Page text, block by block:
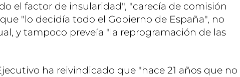
el factor de insularidad", "carecía de comisión
"lo decidía todo el Gobierno de España", no
y tampoco preveía "la reprogramación de las
ha reivindicado que "hace 21 años que no